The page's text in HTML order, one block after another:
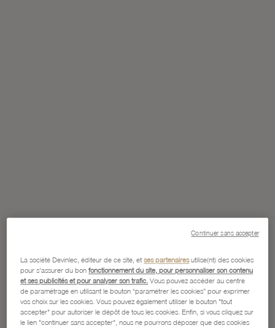
La société Devinlec, éditeur de ce site, etses partenairesutilise(nt) des cookies
pour s'assurer du bonfonctionnement du site, pour personnaliser son contenu
et ses publicités et pour analyser son trafic. Vous pouvez accéder au centre
de paramétrage en utilisant le bouton “paramétrer les cookies” pour exprimer
vos choix sur les cookies. Vous pouvez également utiliser le bouton "tout
accepter" pour autoriser le dépôt de tous les cookies. Enfin, si vous cliquez sur
le lien "continuer sans accepter", nous ne pourrons déposer que des cookies
Continuer sans accepter